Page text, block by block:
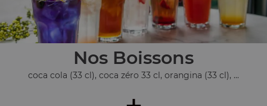
Nos Boissons
coca cola (33 cl), coca zéro 33 cl, orangina (33 cl), ...